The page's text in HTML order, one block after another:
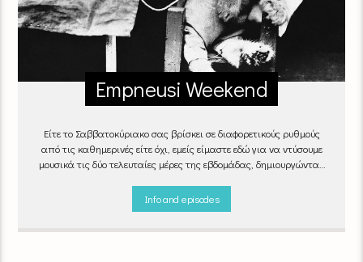
Empneusi Weekend
Είτε το Σαββατοκύριακο σας βρίσκει σε διαφορετικούς ρυθμούς
από τις καθημερινές είτε όχι, εμείς είμαστε εδώ για να ντύσουμε
μουσικά τις δύο τελευταίες μέρες της εβδομάδας, δημιουργώντας
Info and episodes